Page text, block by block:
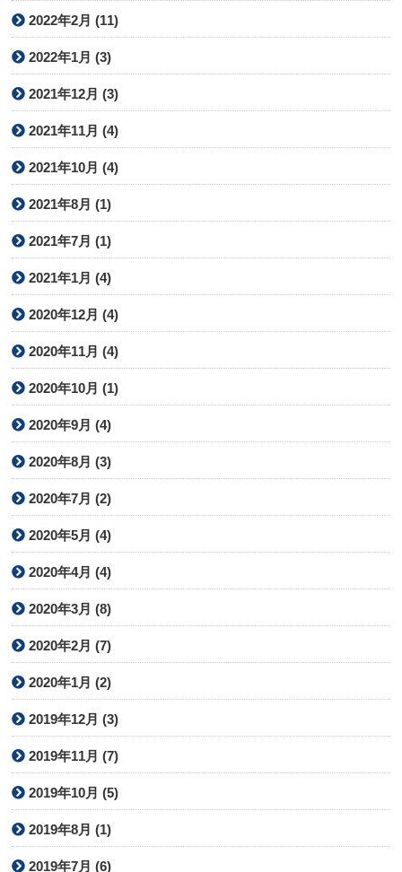
2022年2月 (11)
2022年1月 (3)
2021年12月 (3)
2021年11月 (4)
2021年10月 (4)
2021年8月 (1)
2021年7月 (1)
2021年1月 (4)
2020年12月 (4)
2020年11月 (4)
2020年10月 (1)
2020年9月 (4)
2020年8月 (3)
2020年7月 (2)
2020年5月 (4)
2020年4月 (4)
2020年3月 (8)
2020年2月 (7)
2020年1月 (2)
2019年12月 (3)
2019年11月 (7)
2019年10月 (5)
2019年8月 (1)
2019年7月 (6)